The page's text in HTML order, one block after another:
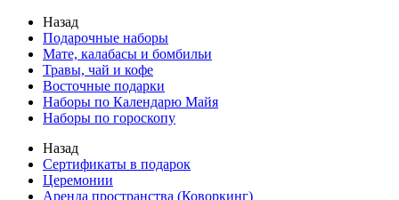
Назад
Подарочные наборы
Мате, калабасы и бомбильи
Травы, чай и кофе
Восточные подарки
Наборы по Календарю Майя
Наборы по гороскопу
Назад
Сертификаты в подарок
Церемонии
Аренда пространства (Коворкинг)